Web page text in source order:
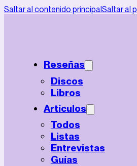
Saltar al contenido principalSaltar al
Reseñas
Discos
Libros
Artículos
Todos
Listas
Entrevistas
Guías